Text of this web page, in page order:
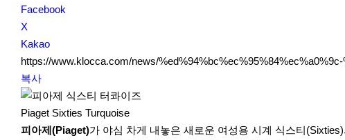
S
N
S
S
h
a
r
e
Facebook
X
Kakao
https://www.klocca.com/news/
복사
Piaget Sixties Turquoise
피아제(Piaget)가 야심 차게 내놓은 새로운 여성용 시계 식스티